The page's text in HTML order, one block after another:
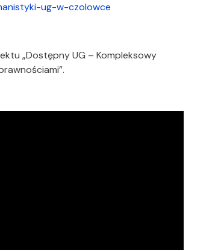
ug-w-czolowce
„Dostępny UG – Kompleksowy